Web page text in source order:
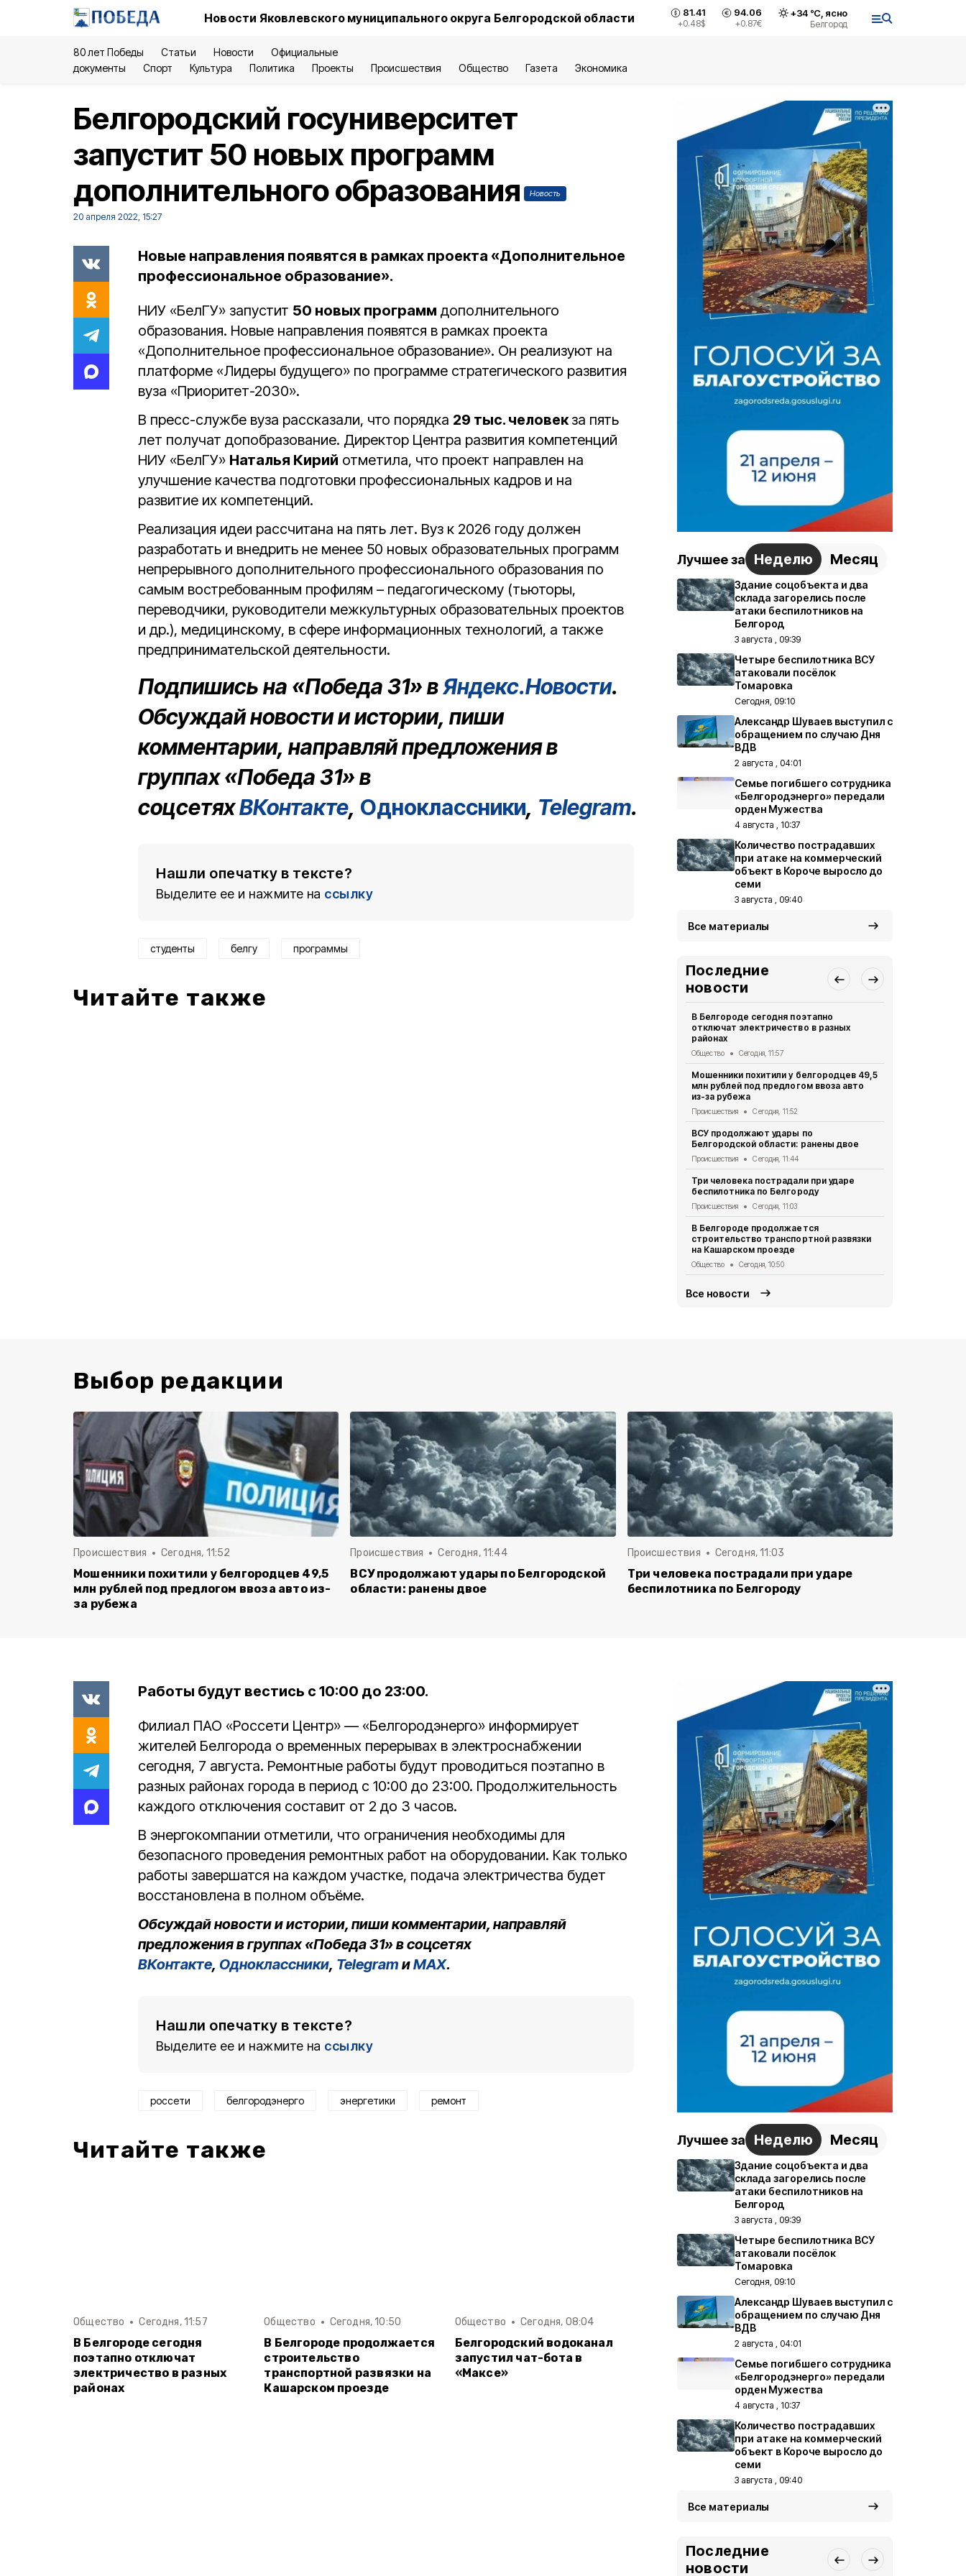
Новости Яковлевского муниципального округа Белгородской области 81.41
+0.48$
94.06
+0.87€
+34°С, ясно
Белгород
80 лет Победы Статьи Новости
Официальные
документы
Спорт Культура Политика Проекты Происшествия Общество Газета Экономика
Белгородский госуниверситет
запустит 50 новых программ
дополнительного образования
Новость
20 апреля 2022, 15:27
Новые направления появятся в рамках проекта «Дополнительное
профессиональное образование».
НИУ «БелГУ» запустит 50 новых программ дополнительного
образования. Новые направления появятся в рамках проекта
«Дополнительное профессиональное образование». Он реализуют на
платформе «Лидеры будущего» по программе стратегического развития
вуза «Приоритет-2030».
В пресс-службе вуза рассказали, что порядка 29 тыс. человекза пять
лет получат допобразование. Директор Центра развития компетенций
НИУ «БелГУ» Наталья Кирий отметила, что проект направлен на
улучшение качества подготовки профессиональных кадров и на
развитие их компетенций.
Реализация идеи рассчитана на пять лет. Вуз к 2026 году должен
разработать и внедрить не менее 50 новых образовательных программ
непрерывного дополнительного профессионального образования по
самым востребованным профилям – педагогическому (тьюторы,
переводчики, руководители межкультурных образовательных проектов
и др.), медицинскому, в сфере информационных технологий, а также
предпринимательской деятельности.
Подпишись на «Победа 31» вЯндекс.Новости.
Обсуждай новости и истории, пиши
комментарии, направляй предложения в
группах «Победа 31» в
соцсетяхВКонтакте, Одноклассники, Telegram.
Нашли опечатку в тексте?
Выделите ее и нажмите на ссылку
студенты белгу программы
Читайте также
Лучшее за Неделю Месяц
Здание соцобъекта и два
склада загорелись после
атаки беспилотников на
Белгород
3 августа , 09:39
Четыре беспилотника ВСУ
атаковали посёлок
Томаровка
Сегодня, 09:10
Александр Шуваев выступил с
обращением по случаю Дня
ВДВ
2 августа , 04:01
Семье погибшего сотрудника
«Белгородэнерго» передали
орден Мужества
4 августа , 10:37
Количество пострадавших
при атаке на коммерческий
объект в Короче выросло до
семи
3 августа , 09:40
Все материалы
Последние
новости
В Белгороде сегодня поэтапно
отключат электричество в разных
районах
Общество Сегодня, 11:57
Мошенники похитили у белгородцев 49,5
млн рублей под предлогом ввоза авто
из-за рубежа
Происшествия Сегодня, 11:52
ВСУ продолжают удары по
Белгородской области: ранены двое
Происшествия Сегодня, 11:44
Три человека пострадали при ударе
беспилотника по Белгороду
Происшествия Сегодня, 11:03
В Белгороде продолжается
строительство транспортной развязки
на Кашарском проезде
Общество Сегодня, 10:50
Все новости
Выбор редакции
Происшествия Сегодня, 11:52
Мошенники похитили у белгородцев 49,5
млн рублей под предлогом ввоза авто из-
за рубежа
Происшествия Сегодня, 11:44
ВСУ продолжают удары по Белгородской
области: ранены двое
Происшествия Сегодня, 11:03
Три человека пострадали при ударе
беспилотника по Белгороду
Работы будут вестись с 10:00 до 23:00.
Филиал ПАО «Россети Центр» — «Белгородэнерго» информирует
жителей Белгорода о временных перерывах в электроснабжении
сегодня, 7 августа. Ремонтные работы будут проводиться поэтапно в
разных районах города в период с 10:00 до 23:00. Продолжительность
каждого отключения составит от 2 до 3 часов.
В энергокомпании отметили, что ограничения необходимы для
безопасного проведения ремонтных работ на оборудовании. Как только
работы завершатся на каждом участке, подача электричества будет
восстановлена в полном объёме.
Обсуждай новости и истории, пиши комментарии, направляй
предложения в группах «Победа 31» в соцсетях
ВКонтакте, Одноклассники, Telegram иMAX.
Нашли опечатку в тексте?
Выделите ее и нажмите на ссылку
россети белгородэнерго энергетики ремонт
Читайте также
Общество Сегодня, 11:57
В Белгороде сегодня
поэтапно отключат
электричество в разных
районах
Общество Сегодня, 10:50
В Белгороде продолжается
строительство
транспортной развязки на
Кашарском проезде
Общество Сегодня, 08:04
Белгородский водоканал
запустил чат-бота в
«Максе»
Лучшее за Неделю Месяц
Здание соцобъекта и два
склада загорелись после
атаки беспилотников на
Белгород
3 августа , 09:39
Четыре беспилотника ВСУ
атаковали посёлок
Томаровка
Сегодня, 09:10
Александр Шуваев выступил с
обращением по случаю Дня
ВДВ
2 августа , 04:01
Семье погибшего сотрудника
«Белгородэнерго» передали
орден Мужества
4 августа , 10:37
Количество пострадавших
при атаке на коммерческий
объект в Короче выросло до
семи
3 августа , 09:40
Все материалы
Последние
новости